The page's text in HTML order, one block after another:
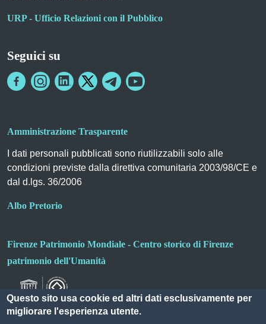
URP - Ufficio Relazioni con il Pubblico
Seguici su
Amministrazione Trasparente
I dati personali pubblicati sono riutilizzabili solo alle
condizioni previste dalla direttiva comunitaria 2003/98/CE e
dal d.lgs. 36/2006
Albo Pretorio
Firenze Patrimonio Mondiale - Centro storico di Firenze
patrimonio dell'Umanità
Questo sito usa cookie ed altri dati esclusivamente per
migliorare l'esperienza utente.